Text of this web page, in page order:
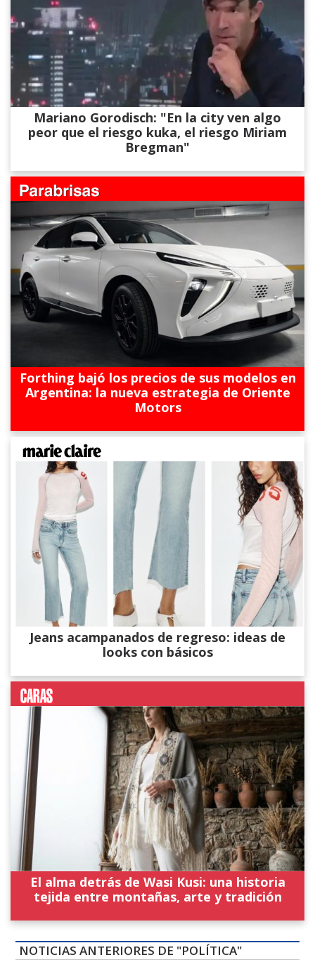
Mariano Gorodisch: "En la city ven algo
peor que el riesgo kuka, el riesgo Miriam
Bregman"
Forthing bajó los precios de sus modelos en
Argentina: la nueva estrategia de Oriente
Motors
Jeans acampanados de regreso: ideas de
looks con básicos
El alma detrás de Wasi Kusi: una historia
tejida entre montañas, arte y tradición
NOTICIAS ANTERIORES DE "POLÍTICA"